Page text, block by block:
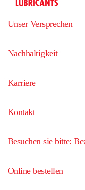
Unser Versprechen
Nachhaltigkeit
Karriere
Kontakt
Besuchen sie bitte:
Online bestellen